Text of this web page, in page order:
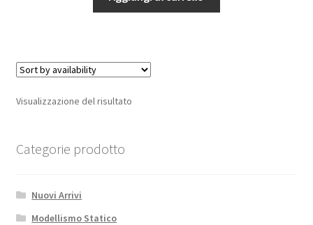
quantità
Visualizzazione del risultato
Categorie prodotto
Nuovi Arrivi
Modellismo Statico